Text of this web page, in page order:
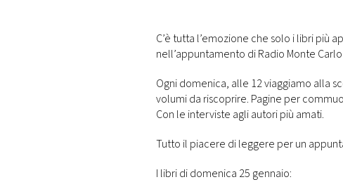
RMC
CONSIGLIA
C’è tutta l’emozione che solo i libri più
nell’appuntamento di Radio Monte Carlo
Ogni domenica, alle 12 viaggiamo alla
volumi da riscoprire. Pagine per
Con le interviste agli autori più amati.
Tutto il piacere di leggere per un
I libri di domenica 25 gennaio: